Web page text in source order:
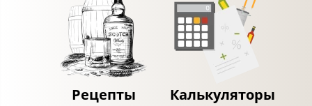
Рецепты Калькуляторы